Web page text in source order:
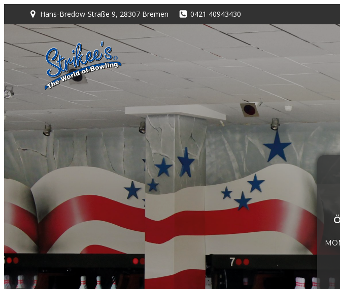
Inhalt
springen
Hans-Bredow-Straße 9, 28307 Bremen 0421 40943430